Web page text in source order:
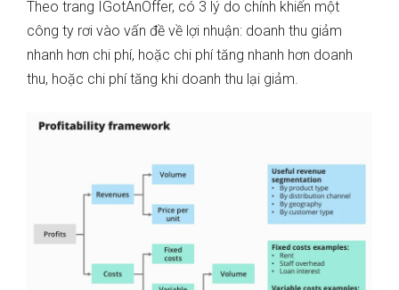
Theo trang IGotAnOffer, có 3 lý do chính khiến một
công ty rơi vào vấn đề về lợi nhuận: doanh thu giảm
nhanh hơn chi phí, hoặc chi phí tăng nhanh hơn doanh
thu, hoặc chi phí tăng khi doanh thu lại giảm.